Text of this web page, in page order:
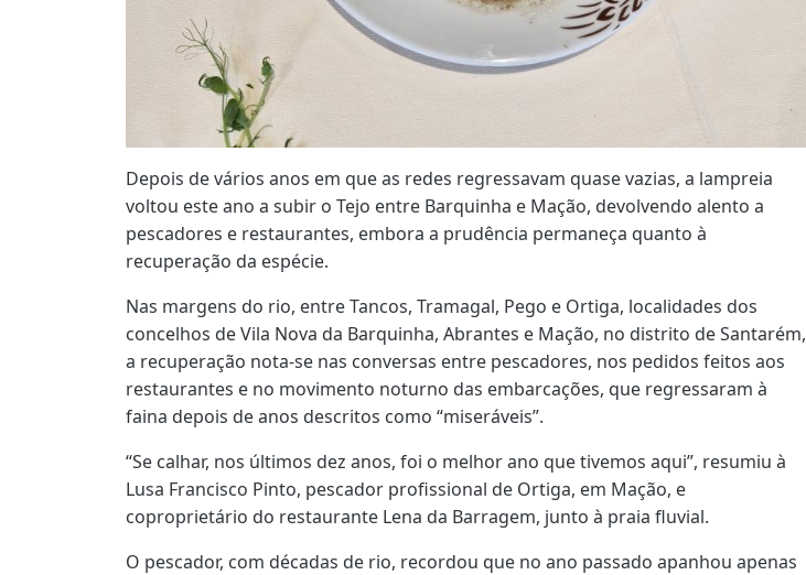
Depois de vários anos em que as redes regressavam quase vazias, a lampreia
voltou este ano a subir o Tejo entre Barquinha e Mação, devolvendo alento a
pescadores e restaurantes, embora a prudência permaneça quanto à
recuperação da espécie.
Nas margens do rio, entre Tancos, Tramagal, Pego e Ortiga, localidades dos
concelhos de Vila Nova da Barquinha, Abrantes e Mação, no distrito de Santarém,
a recuperação nota-se nas conversas entre pescadores, nos pedidos feitos aos
restaurantes e no movimento noturno das embarcações, que regressaram à
faina depois de anos descritos como “miseráveis”.
“Se calhar, nos últimos dez anos, foi o melhor ano que tivemos aqui”, resumiu à
Lusa Francisco Pinto, pescador profissional de Ortiga, em Mação, e
coproprietário do restaurante Lena da Barragem, junto à praia fluvial.
O pescador, com décadas de rio, recordou que no ano passado apanhou apenas